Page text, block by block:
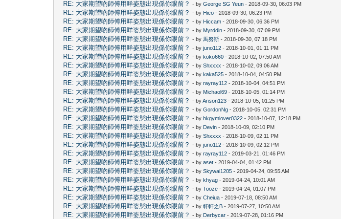
RE: 大家期望啲師傅用咩姿態出現係你眼前？ - byGeorge SG Yeun - 2018-09-30, 06:03 PM
RE: 大家期望啲師傅用咩姿態出現係你眼前？ - by Hico - 2018-09-30, 06:23 PM
RE: 大家期望啲師傅用咩姿態出現係你眼前？ - by Hiccam - 2018-09-30, 06:36 PM
RE: 大家期望啲師傅用咩姿態出現係你眼前？ - by Myrddin - 2018-09-30, 07:09 PM
RE: 大家期望啲師傅用咩姿態出現係你眼前？ - by 馬努斯 - 2018-09-30, 07:18 PM
RE: 大家期望啲師傅用咩姿態出現係你眼前？ - byjuno112 - 2018-10-01, 01:11 PM
RE: 大家期望啲師傅用咩姿態出現係你眼前？ - bykoko660 - 2018-10-02, 07:50 AM
RE: 大家期望啲師傅用咩姿態出現係你眼前？ - byShxxxx - 2018-10-02, 09:06 AM
RE: 大家期望啲師傅用咩姿態出現係你眼前？ - bykaka525 - 2018-10-04, 04:50 PM
RE: 大家期望啲師傅用咩姿態出現係你眼前？ - byrayray112 - 2018-10-04, 04:51 PM
RE: 大家期望啲師傅用咩姿態出現係你眼前？ - by Michaol69 - 2018-10-05, 01:14 PM
RE: 大家期望啲師傅用咩姿態出現係你眼前？ - byAnson123 - 2018-10-05, 01:25 PM
RE: 大家期望啲師傅用咩姿態出現係你眼前？ - byGordonNg - 2018-10-05, 02:31 PM
RE: 大家期望啲師傅用咩姿態出現係你眼前？ - byhkgymlover0322 - 2018-10-07, 12:18 PM
RE: 大家期望啲師傅用咩姿態出現係你眼前？ - by Devin - 2018-10-09, 02:10 PM
RE: 大家期望啲師傅用咩姿態出現係你眼前？ - byShxxxx - 2018-10-09, 02:11 PM
RE: 大家期望啲師傅用咩姿態出現係你眼前？ - byjuno112 - 2018-10-09, 02:12 PM
RE: 大家期望啲師傅用咩姿態出現係你眼前？ - byrayray112 - 2019-03-21, 01:46 PM
RE: 大家期望啲師傅用咩姿態出現係你眼前？ - byaset - 2019-04-04, 01:42 PM
RE: 大家期望啲師傅用咩姿態出現係你眼前？ - bySkywai1205 - 2019-04-24, 09:55 AM
RE: 大家期望啲師傅用咩姿態出現係你眼前？ - bykhyag - 2019-04-24, 10:01 AM
RE: 大家期望啲師傅用咩姿態出現係你眼前？ - byTooze - 2019-04-24, 01:07 PM
RE: 大家期望啲師傅用咩姿態出現係你眼前？ - byCheiua - 2019-07-18, 08:50 AM
RE: 大家期望啲師傅用咩姿態出現係你眼前？ - by軒軒之B - 2019-07-27, 10:50 AM
RE: 大家期望啲師傅用咩姿態出現係你眼前？ - by Derbycar - 2019-07-28, 01:16 PM